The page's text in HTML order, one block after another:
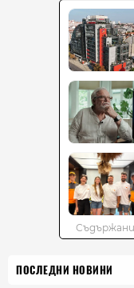
ПОСЛЕДНИ НОВИНИ